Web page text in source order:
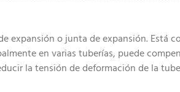
expansión o junta de expansión.
en varias tuberías, puede
la tensión de deformación de la